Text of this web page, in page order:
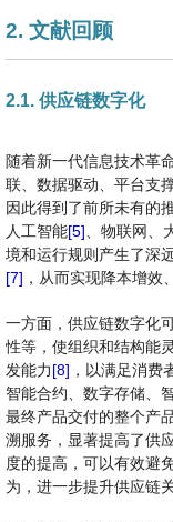
2. 文献回顾
2.1. 供应链数字化
随着新一代信息技术革
联、数据驱动、平台支
因此得到了前所未有的
人工智能[5] 、物联网
境和运行规则产生了深
[7] ，从而实现降本增效
一方面，供应链数字化
性等，使组织和结构能
发能力[8] ，以满足消费
智能合约、数字存储、
最终产品交付的整个产
溯服务，显著提高了供
度的提高，可以有效避
为，进一步提升供应链